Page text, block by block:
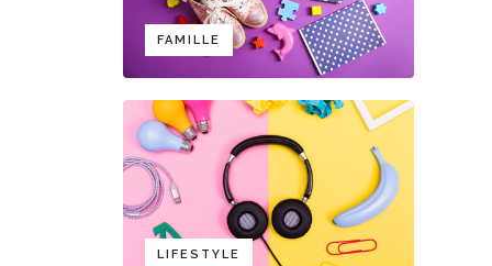
FAMILLE
LIFESTYLE